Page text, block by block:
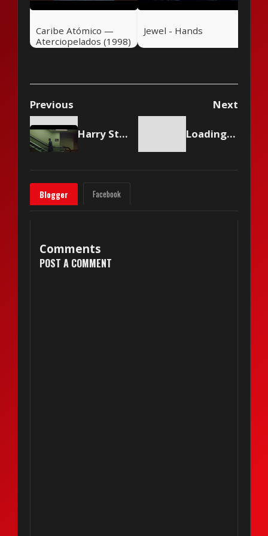
Caribe Atómico —
Aterciopelados (1998)
Jewel - Hands
Previous Next
Harry Styles - Aperture Loading content...
Blogger Facebook
Comments
POST A COMMENT